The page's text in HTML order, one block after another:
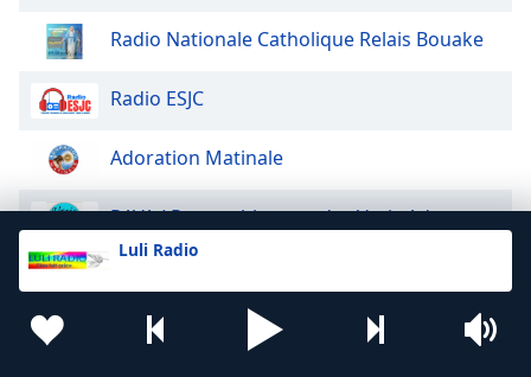
Luli Radio
Radio Nationale Catholique Relais Bouake
Radio ESJC
Adoration Matinale
RAVA ( Rassemblement des Vrais Adorateurs)
ACM Radio